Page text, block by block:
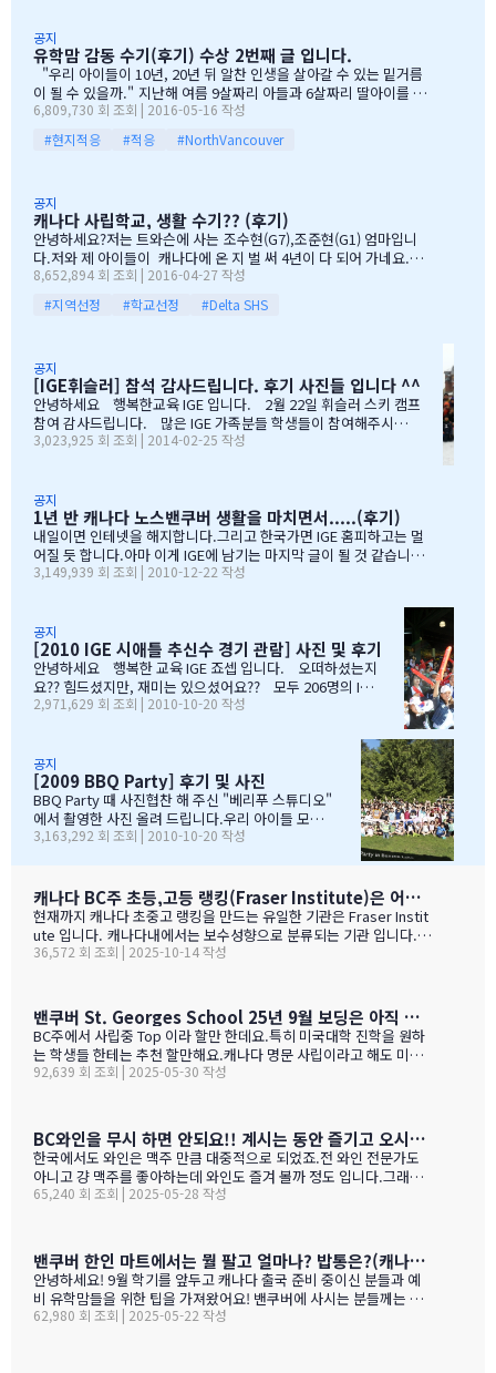
데 불편한거 없이 꼼꼼히 준비하시기 바라며, 내일이면 아마도 무
한의 카톡 및 연락이 오지않을까 생각이 …
전부터 차근 차근 준비하엿습니다. 많은 IGE 가족분들께서 참석해주
셧으며,(총114가족) 노스밴쿠버,랭리교육청 교육감님들께서도 참석
해주셧습니다. 11시30분부터 오픈닝을 시작하엿고, 12시부터 BBQ
파티 시작으로 START 하엿지요. 그 다음 자녀학생들을 위하여 보물
찻기 그리고 Q & A 를 시작으로 학부모님들께 답을 마추신 분들께 선
물을 증정하는 즐거운 시간을 가져습니다. 매년 여름마다 BBQ 파티
를 진행하면서 시간이 정말 빨리 가는구나 생각이 듭니다. 맨처음…
공지
유학맘 감동 수기(후기) 수상 2번째 글 입니다.
"우리 아이들이 10년, 20년 뒤 알찬 인생을 살아갈 수 있는 밑거름
이 될 수 있을까." 지난해 여름 9살짜리 아들과 6살짜리 딸아이를 데
리고 캐나다 밴쿠버로 조기유학을 떠날 결심을 했을 때, 매일밤 떠오
르는 고민이었습니다. 지난 10여년동안 부모님과 함께 삼대가 살아
왔기에 고민은 더욱 컸습니다. 가족이 떨어져 지내는 시간을 나이 드
遷之敎, 맹자의 어머니가 자식을 위해 세 번 이사했다는 뜻)는 못할
망정, 조금이라도 기회가 있을 때 망설이지 말라"는 말로 오히려 제
등을 떠미셨습니다. 경제적인 여건이 딱히 좋은 것도 아니었습니다.
유학비용도 평소 한국에서 들어가던 교육비에 생활비가 조금 더 들어
가는 수준으로 잡았습니다. 자린고비 정신으로 단단히 무장을 했지
요. 어찌보면 단순무식하게 "영어도 배우고 아이들이 살아…
6,809,730 회 조회 | 2016-05-16 작성
#현지적응
#적응 #NorthVancouver
공지
캐나다 사립학교, 생활 수기?? (후기)
안녕하세요?저는 트와슨에 사는 조수현(G7),조준현(G1) 엄마입니
다.저와 제 아이들이 캐나다에 온 지 벌 써 4년이 다 되어 가네요.이
렇게 오래 있게 된 이유는 단 하나 너무 좋아서 입니다.철새도래지 바
다도 가까이 있고 조용하고 제 아이들이 다니는 학교도 너무 좋습니
다.백인 비율도 높고요.ㅎㅎ제가 가장 만족도가 높았던 높게 생각 하
정말 대단합니다.발론티어로 돌아가는 것도 대단하고요. 큰아이가
처음 왔을 떼 G4 영어도 잘 못하고 힘들어 할 때 워낙 엉뚱한 놈이라
엉뚱한 짓을 할 때도 선생님께서 괜찮다고남자아이들은 그렇게 크는
거라고 말씀해주시고아이의 작은 장단점도 다 알고 계시고 장점도
크게 칭찬해주시고학년 마지막 주에는 저를 앉혀놓고 방학 캠프 리
8,652,894 회 조회 | 2016-04-27 작성
#지역선정
#학교선정 #Delta SHS
공지
[IGE휘슬러] 참석 감사드립니다. 후기 사진들 입니다 ^^
안녕하세요 행복한교육 IGE 입니다. 2월 22일 휘슬러 스키 캠프
참여 감사드립니다. 많은 IGE 가족분들 학생들이 참여해주시고,
빛내주셔서 감사드립니다. 안타깝게도 화창한 날씨여야하는데,
장님, 웨스트캐나다 보험 김정중부장님, 하나투어 지용구님, IGE S
CHOOL 부서에 김미정선생님, 박숙희 선생님 그리고 코퀴틀람 사
무실에 김의정팀장님, 김예경님 진심을 감사드립니다. 마지막으
로 요번 행사를 진행해주신 전준성 본부장님께 감사드리며, 이벤트
까지 준비해주신 본부장님 수고많으셨습니다. " 스키 이벤트" 꼭
들은 댓글로 남겨주시면, 카톡 혹은 메일로 보내드리겠습니다. 감
사합니다.…
3,023,925 회 조회 | 2014-02-25 작성
공지
1년 반 캐나다 노스밴쿠버 생활을 마치면서.....(후기)
내일이면 인테넷을 해지합니다.그리고 한국가면 IGE 홈피하고는 멀
어질 듯 합니다.아마 이게 IGE에 남기는 마지막 글이 될 것 같습니다
1년 반동안의 시간...저희 아이들에게 너무 소중한 시간이였습니다.
선택이였는데......추천 받은 세 군 데 중에서 선택한 IGE.....서비스
마인드가 확실하고 고객을 끝까지 책임질 줄 아는 회사였습니다.한
국 학생이 적은 웨스트 벤쿠버. 그리고 정 사장님이 추천해주신 caulf
eild.....최고의 선택이였습니다. 아이들은 지난 주 부터 계속 farew
ell party입니다.지난 주에 큰애는 6학년 남자 애들 모두 모여서 이번
에 떠나는 한국 아이 2명을 위한 피자파티에 참석하였고 이번 주는 6
학년 아이들끼리 노벤에 있는 레이저텍에서 번개 모임을 하고 놀다가
왔습니다.둘째는 친했던 친구들 집에 초대를 받아서 4명의 친구와 돌
아가면서 sleep over하느라 집에 들어오질 않습니…
3,149,939 회 조회 | 2010-12-22 작성
공지
[2010 IGE 시애틀 추신수 경기 관람] 사진 및 후기
안녕하세요 행복한 교육 IGE 죠셉 입니다. 오떠하셨는지
요?? 힘드셨지만, 재미는 있으셨어요?? 모두 206명의 IGE
가족분들이 참석하셨으며, 무사히 이벤트 마무리되었습니
습니다. 감사합니다...꾸벅!!! 이른 아침부터 준비하시고,
국경에서 장작 3시간동안 시간이 걸리셨고....오마이갓~!!!
그래두 미국땅은 밟아보았죠~~추신수도 보고~~야구경기도
보고~~~따뜻한 햇빛아래에서 시원한 맥주도....ㅋㅋㅋ ^^
아버님/어머님들의 여유스러운 모습에 저 또한 신나드라고
요~~~응원도 힘차게 하며...단지 추신수 선수가 뒷 돌아보지
않아서 아쉬웠지만...........( 쫌~~ 뒤를 돌아보고 손 한번 흔
떠나면 고생이죠??? ㅋㅋㅋㅋㅋㅋ …
2,971,629 회 조회 | 2010-10-20 작성
공지
[2009 BBQ Party] 후기 및 사진
BBQ Party 때 사진협찬 해 주신 "베리푸 스튜디오"
에서 촬영한 사진 올려 드립니다.우리 아이들 모
습 잘 찾아 보세요..혹시나 빠진 가족이 있더라도 용
3,163,292 회 조회 | 2010-10-20 작성
캐나다 BC주 초등,고등 랭킹(Fraser Institute)은 어떻게 만들어 지나 ?
현재까지 캐나다 초중고 랭킹을 만드는 유일한 기관은 Fraser Instit
ute 입니다. 캐나다내에서는 보수성향으로 분류되는 기관 입니다.
하여간일반적으로 학교 랭킹 하면 학교의 성적 그러니까 표준 시험결
고등학교의 경우 (9개 지표):평균 시험 점수 (Average exam mark)
졸업률 (Diploma completion rate)학생당 이수 과목 수 (Courses
taken per student)진급 지연율 (Delayed advancement rate)
시험 낙제율 (Percentage of exams failed)학교 vs 시험 점수 차
이 (School vs. exam mark difference) 7-9. 성별 격차 지표 3개
36,572 회 조회 | 2025-10-14 작성
밴쿠버 St. Georges School 25년 9월 보딩은 아직 자리가 있다고 하네요.
BC주에서 사립중 Top 이라 할만 한데요.특히 미국대학 진학을 원하
는 학생들 한테는 추천 할만해요.캐나다 명문 사립이라고 해도 미국
대학 진학은 그저그런 학교도 많거던요.이학교가 하여간 학비+보딩
ent TuitionCanadian Students$73,500American / Mexican / or
Non-Resident Canadian Students$84,000International Stude
nts$99,500
92,639 회 조회 | 2025-05-30 작성
BC와인을 무시 하면 안되요!! 계시는 동안 즐기고 오시기를 바랍니다. (밴쿠버에서 소주는 얼마?)
한국에서도 와인은 맥주 만큼 대중적으로 되었죠.전 와인 전문가도
아니고 걍 맥주를 좋아하는데 와인도 즐겨 볼까 정도 입니다.그래도
와인을 이것 저것 10년넘게 먹다 보니 캐나다, 미국 와인이 유럽산 대
나가 술을 마트,편의점에서 팔지 않고 따로 리쿼스토어나 와인 N 비
어 스토어만 가야 살수 있다는 것이죠.하여간 이번에는 BC와인 장점
을 한번 알아볼게요. GPT가 정리 해본 글이에요. 한번 보세요.그리고
어떤 와인이 있나? 아래 사진으로 함 보세요.ㅎㅎ 그리고 밴쿠버에서
파는 한국 소주 종류와 가격도 함 보세요. 당연 한국보다 비싸죠!!!1.
65,240 회 조회 | 2025-05-28 작성
밴쿠버 한인 마트에서는 뭘 팔고 얼마나? 밥통은?(캐나다 출국 준비 중이신 분들과 예비 유학맘들을 위한)
안녕하세요! 9월 학기를 앞두고 캐나다 출국 준비 중이신 분들과 예
비 유학맘들을 위한 팁을 가져왔어요! 밴쿠버에 사시는 분들께는 이
미 익숙한 정보일 수도 있지만, 처음 가시는 분들께는 정말 유용할 거
62,980 회 조회 | 2025-05-22 작성